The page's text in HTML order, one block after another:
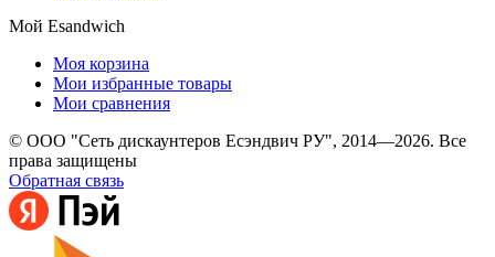
Мой Esandwich
Моя корзина
Мои избранные товары
Мои сравнения
© ООО "Сеть дискаунтеров Есэндвич РУ", 2014—2026. Все
права защищены
Обратная связь